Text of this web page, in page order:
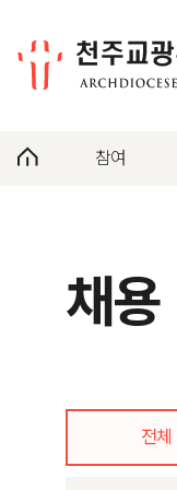
참여
채용
전체